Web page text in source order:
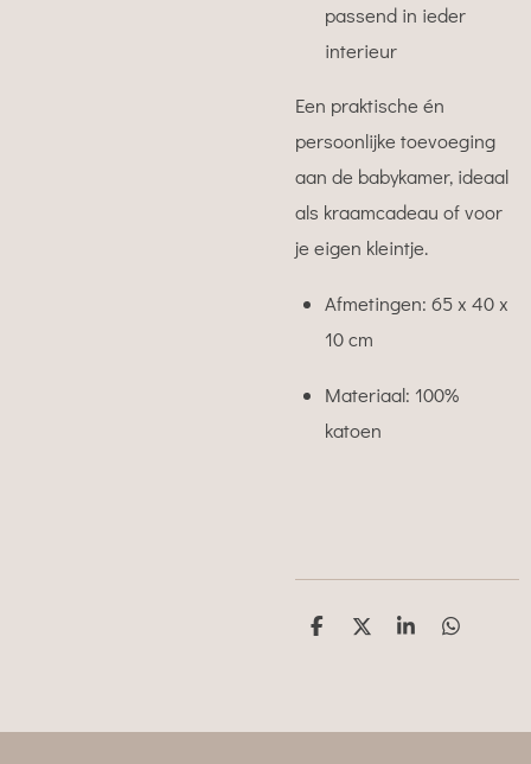
passend in ieder
interieur
Een praktische én
persoonlijke toevoeging
aan de babykamer, ideaal
als kraamcadeau of voor
je eigen kleintje.
Afmetingen: 65 x 40 x
10 cm
Materiaal: 100%
katoen
D
D
S
D